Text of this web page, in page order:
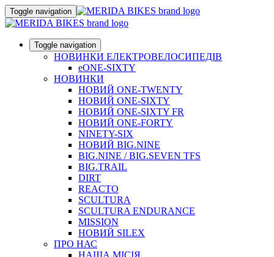
Toggle navigation
Toggle navigation
НОВИНКИ ЕЛЕКТРОВЕЛОСИПЕДІВ
eONE-SIXTY
НОВИНКИ
НОВИЙ ONE-TWENTY
НОВИЙ ONE-SIXTY
НОВИЙ ONE-SIXTY FR
НОВИЙ ONE-FORTY
NINETY-SIX
НОВИЙ BIG.NINE
BIG.NINE / BIG.SEVEN TFS
BIG.TRAIL
DIRT
REACTO
SCULTURA
SCULTURA ENDURANCE
MISSION
НОВИЙ SILEX
ПРО НАС
НАША МICIЯ